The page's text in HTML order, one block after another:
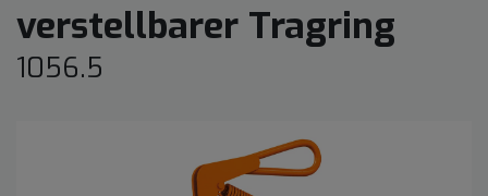
verstellbarer Tragring
1056.5